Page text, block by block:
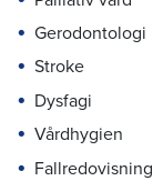
Gerodontologi
Stroke
Dysfagi
Vårdhygien